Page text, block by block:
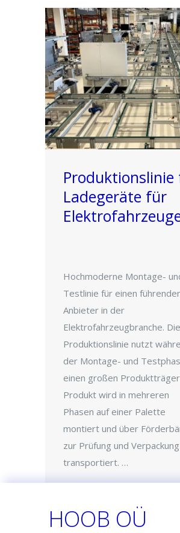
Ladegeräte für
Hochmoderne Montage-
Testlinie für einen
Anbieter in der
Elektrofahrzeugbranche.
Produktionslinie nutzt
der Montage- und
einen großen
Produkt wird in mehreren
Phasen auf einer Palette
montiert und über
zur Prüfung und Verpackung
transportiert. …
HOOB OÜ